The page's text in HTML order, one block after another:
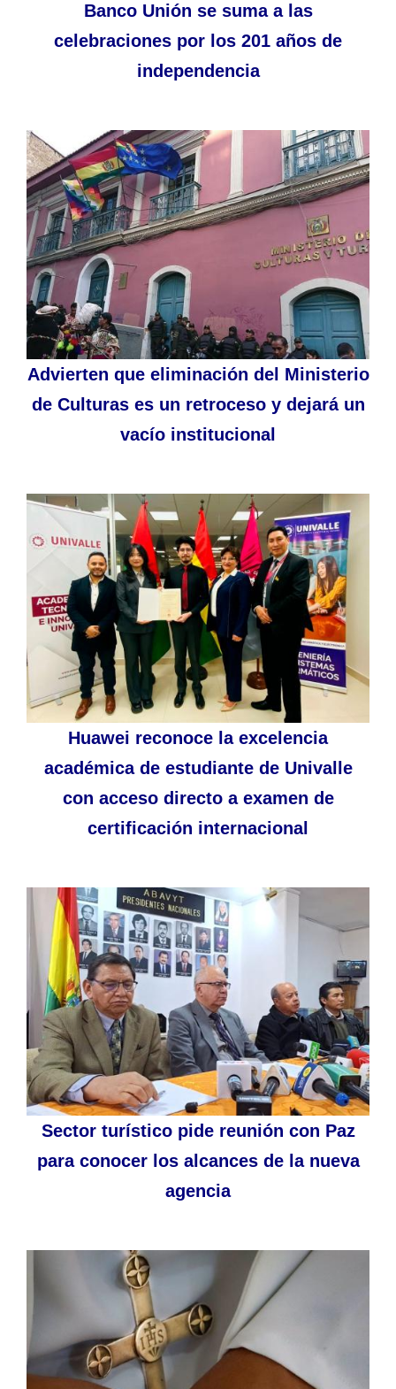
Banco Unión se suma a las
celebraciones por los 201 años de
independencia
Advierten que eliminación del Ministerio
de Culturas es un retroceso y dejará un
vacío institucional
Huawei reconoce la excelencia
académica de estudiante de Univalle
con acceso directo a examen de
certificación internacional
Sector turístico pide reunión con Paz
para conocer los alcances de la nueva
agencia